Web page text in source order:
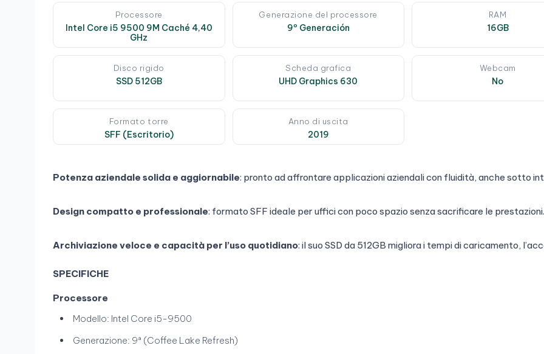
Processore
Intel Core i5 9500 9M Caché 4,40
GHz
Generazione del processore
9º Generación
RAM
16GB
Disco rigido
SSD 512GB
Scheda grafica
UHD Graphics 630
Webcam
No
Formato torre
SFF (Escritorio)
Anno di uscita
2019
Potenza aziendale solida e aggiornabile: pronto ad affrontare applicazioni aziendali con fluidità, anche sotto
Design compatto e professionale: formato SFF ideale per uffici con poco spazio senza sacrificare le prestazioni.
Archiviazione veloce e capacità per l’uso quotidiano: il suo SSD da 512GB migliora i tempi di caricamento,
SPECIFICHE
Processore
Modello: Intel Core i5-9500
Generazione: 9ª (Coffee Lake Refresh)